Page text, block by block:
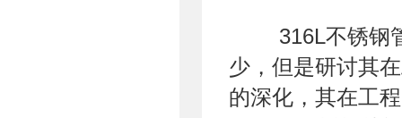
316L不锈钢
少，但是研讨其
的深化，其在工